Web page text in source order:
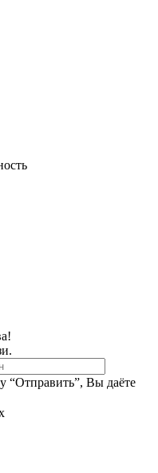
“Отправить”, Вы даёте